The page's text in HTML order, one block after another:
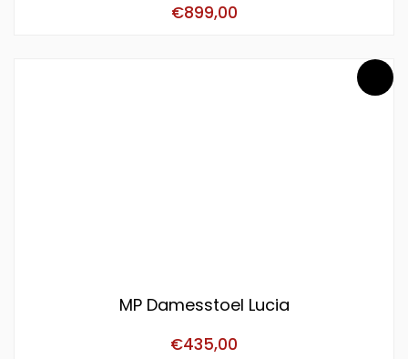
€899,00
MP Damesstoel Lucia
€435,00